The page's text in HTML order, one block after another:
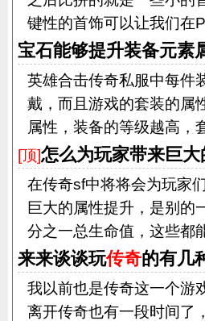
键性的首饰可以让我们在
宝石能够提升装备元素
英雄合击传奇私服中每件
戴，而且游戏的套装的属
属性，装备的等级越高，
[顶]怎么为玩家带来巨
在传奇sf中将将会为玩家
巨大的属性提升，是别的
分之一总生命值，这些都
来来谈谈玩传奇的有几
我以前也是传奇这一个游
离开传奇也有一段时间了